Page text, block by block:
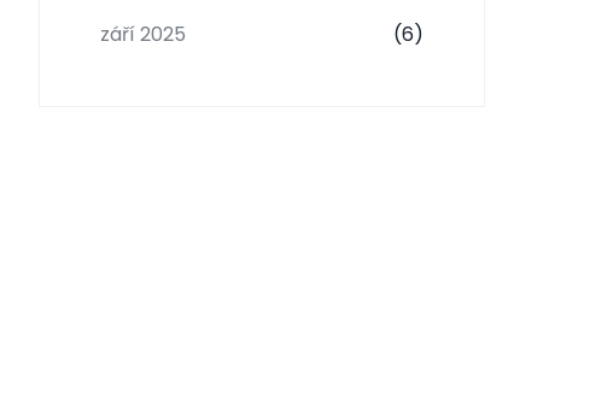
září 2025 (6)